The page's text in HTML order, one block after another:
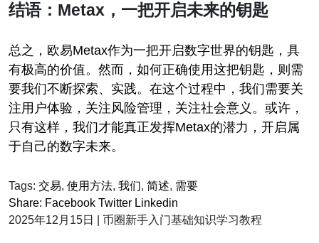
结语：Metax，一把开启未来的钥匙
总之，欧易Metax作为一把开启数字世界的钥匙，具
有极高的价值。然而，如何正确使用这把钥匙，则需
要我们不断探索、实践。在这个过程中，我们需要关
注用户体验，关注风险管理，关注社会意义。或许，
只有这样，我们才能真正发挥Metax的潜力，开启属
于自己的数字未来。
Tags: 交易, 使用方法, 我们, 简述, 需要
Share: Facebook Twitter Linkedin
2025年12月15日
币圈新手入门基础知识学习教程